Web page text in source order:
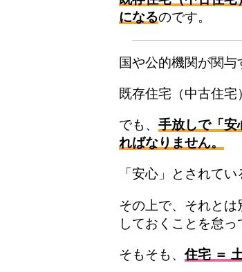
になるのです。
国や公的機関が関与
既存住宅（中古住
でも、 手放しで「安
ればなりません。
「安心」とされて
その上で、それと
しておくことを怠っ
そもそも、 住宅 ＝